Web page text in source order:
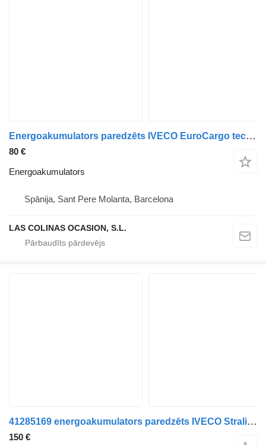
Energoakumulators paredzēts IVECO EuroCargo tector kravas automašīnas
80 €
Energoakumulators
Spānija, Sant Pere Molanta, Barcelona
LAS COLINAS OCASION, S.L.
41285169 energoakumulators paredzēts IVECO Stralis kravas automašīnas
150 €